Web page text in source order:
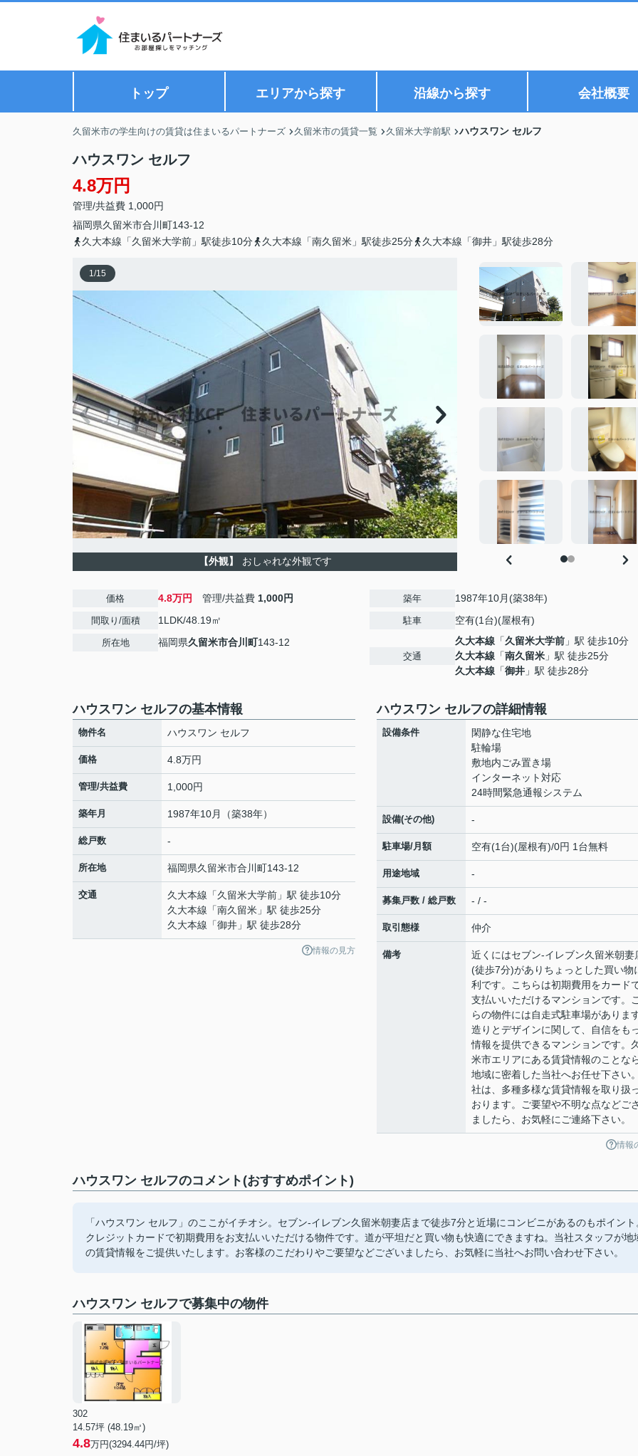
トップ エリアから探す 沿線から探す 会社概要
久留米市の学生向けの賃貸は住まいるパートナーズ 久留米市の賃貸一覧 久留米大学前駅 ハウスワン セルフ
ハウスワン セルフ
4.8万円
管理/共益費 1,000円
福岡県久留米市合川町143-12
久大本線「久留米大学前」駅徒歩10分
久大本線「南久留米」駅徒歩25分 久大本線「御井」駅徒歩28分
1/15
【外観】 おしゃれな外観です
価格 4.8万円 管理/共益費 1,000円
間取り/面積 1LDK/48.19㎡
所在地 福岡県久留米市合川町143-12
築年 1987年10月(築38年)
駐車 空有(1台)(屋根有)
交通
久大本線 「久留米大学前 」駅 徒歩10分
久大本線 「南久留米 」駅 徒歩25分
久大本線 「御井 」駅 徒歩28分
ハウスワン セルフの基本情報
物件名 ハウスワン セルフ
価格 4.8万円
管理/共益費 1,000円
築年月 1987年10月（築38年）
総戸数 -
所在地 福岡県久留米市合川町143-12
交通 久大本線 「久留米大学前 」駅 徒歩10分
久大本線 「南久留米 」駅 徒歩25分
久大本線 「御井 」駅 徒歩28分
情報の見方
ハウスワン セルフの詳細情報
設備条件
閑静な住宅地
駐輪場
敷地内ごみ置き場
インターネット対応
24時間緊急通報システム
設備(その他) -
駐車場/月額 空有(1台)(屋根有)/0円 1台無料
用途地域 -
募集戸数 / 総戸数 - / -
取引態様 仲介
備考
近くにはセブン-イレブン久留米朝妻
(徒歩7分)がありちょっとした買い物
利です。こちらは初期費用をカード
支払いいただけるマンションです。
らの物件には自走式駐車場がありま
造りとデザインに関して、自信をも
情報を提供できるマンションです。
米市エリアにある賃貸情報のことな
地域に密着した当社へお任せ下さい
社は、多種多様な賃貸情報を取り扱
おります。ご要望や不明な点などご
ましたら、お気軽にご連絡下さい。
情報
ハウスワン セルフのコメント(おすすめポイント)
「ハウスワン セルフ」のここがイチオシ。セブン-イレブン久留米朝妻店まで徒歩7分と近場にコンビニがあるのもポイント
クレジットカードで初期費用をお支払いいただける物件です。道が平坦だと買い物も快適にできますね。当社スタッフが地
の賃貸情報をご提供いたします。お客様のこだわりやご要望などございましたら、お気軽に当社へお問い合わせ下さい。
ハウスワン セルフで募集中の物件
302
14.57坪 (48.19㎡)
4.8万円(3294.44円/坪)